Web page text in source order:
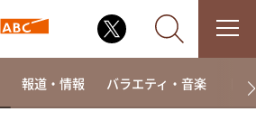
報道・情報 バラエティ・音楽 ド